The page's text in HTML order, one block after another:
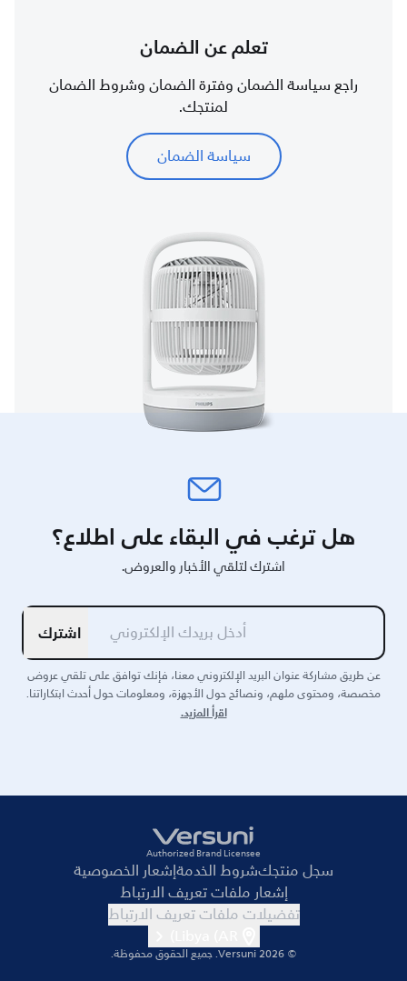
تعلم عن الضمان
راجع سياسة الضمان وفترة الضمان وشروط الضمان
لمنتجك.
سياسة الضمان
هل ترغب في البقاء على اطلاع؟
اشترك لتلقي الأخبار والعروض.
اشترك
عن طريق مشاركة عنوان البريد الإلكتروني معنا، فإنك توافق على تلقي عروض
مخصصة، ومحتوى ملهم، ونصائح حول الأجهزة، ومعلومات حول أحدث ابتكاراتنا.
اقرأ المزيد.
Authorized Brand Licensee
سجل منتجكشروط الخدمةإشعار الخصوصية
إشعار ملفات تعريف الارتباط
تفضيلات ملفات تعريف الارتباط
© 2026 Versuni. جميع الحقوق محفوظة.